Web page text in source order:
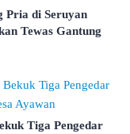
Pria di Seruyan
Tewas Gantung
Tiga Pengedar